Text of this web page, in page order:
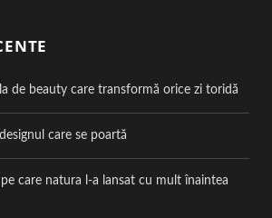
de beauty care transformă orice zi toridă
care se poartă
care natura l-a lansat cu mult înaintea